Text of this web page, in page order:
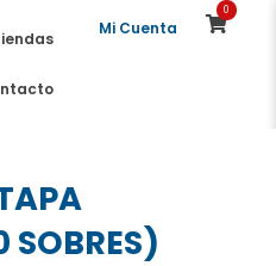
Mi Cuenta
0
SOBRES)